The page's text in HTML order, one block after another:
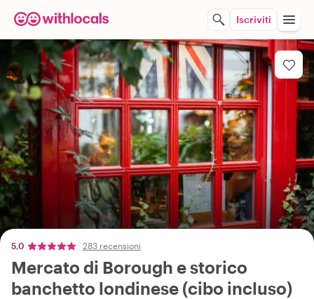
Iscriviti
5,0 283 recensioni
Mercato di Borough e storico
banchetto londinese (cibo incluso)